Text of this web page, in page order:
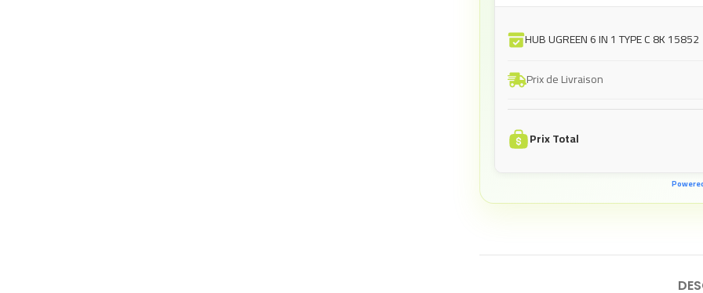
HUB UGREEN 6 IN 1 TYPE C 8K 15852
Prix de Livraison
Prix Total